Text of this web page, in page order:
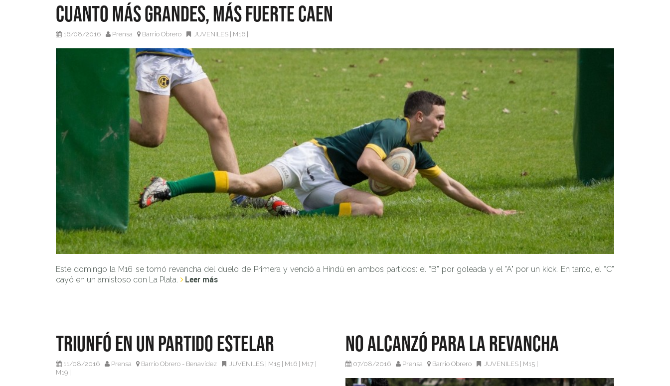
Cuanto más grandes, más fuerte caen
16/08/2016 Prensa Barrio Obrero JUVENILES| M16|
Este domingo la M16 se tomó revancha del duelo de Primera y venció a Hindú en ambos partidos: el “B” por goleada y el "A" por un kick. En tanto, el “C”
cayó en un amistoso con La Plata.
Leer más
Triunfó en un partido estelar
11/08/2016 Prensa Barrio Obrero - Benavídez JUVENILES| M15| M16| M17|
M19
No alcanzó para la revancha
07/08/2016 Prensa Barrio Obrero JUVENILES| M15|